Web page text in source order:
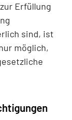
Erfüllung
sind, ist
möglich,